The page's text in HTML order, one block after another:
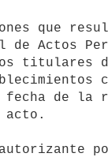
de Actos
titulares de
de la
acto.